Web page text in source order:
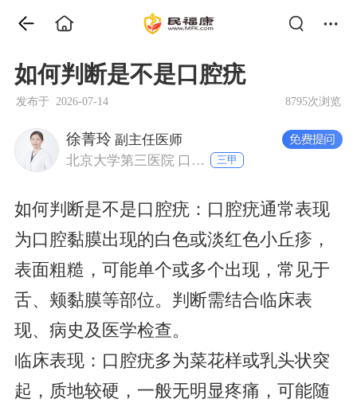
如何判断是不是口腔疣
发布于 2026-07-14 8795次浏览
徐菁玲 副主任医师
北京大学第三医院 口腔科
三甲
如何判断是不是口腔疣：口腔疣通常表现
为口腔黏膜出现的白色或淡红色小丘疹，
表面粗糙，可能单个或多个出现，常见于
舌、颊黏膜等部位。判断需结合临床表
现、病史及医学检查。
临床表现：口腔疣多为菜花样或乳头状突
起，质地较硬，一般无明显疼痛，可能随